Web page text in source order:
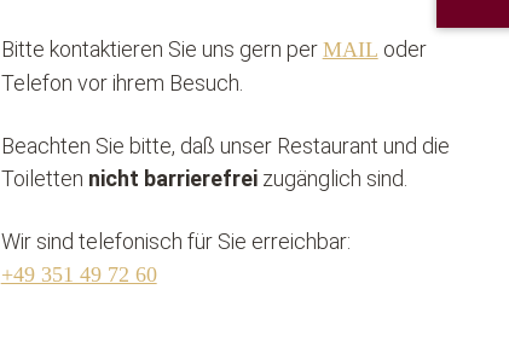
Bitte kontaktieren Sie uns gern per MAIL oder
Telefon vor ihrem Besuch.
Beachten Sie bitte, daß unser Restaurant und die
Toiletten nicht barrierefreizugänglich sind.
Wir sind telefonisch für Sie erreichbar:
+49 351 49 72 60